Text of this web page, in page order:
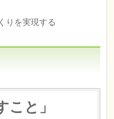
りを実現する
こと」